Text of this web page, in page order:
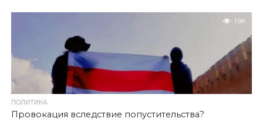
1.9K
ПОЛИТИКА
Провокация вследствие попустительства?